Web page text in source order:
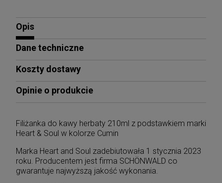
Opis
Dane techniczne
Koszty dostawy
Opinie o produkcie
Filiżanka do kawy herbaty 210ml z podstawkiem marki
Heart & Soul w kolorze Cumin
Marka Heart and Soul zadebiutowała 1 stycznia 2023
roku. Producentem jest firma SCHÖNWALD co
gwarantuje najwyższą jakość wykonania.